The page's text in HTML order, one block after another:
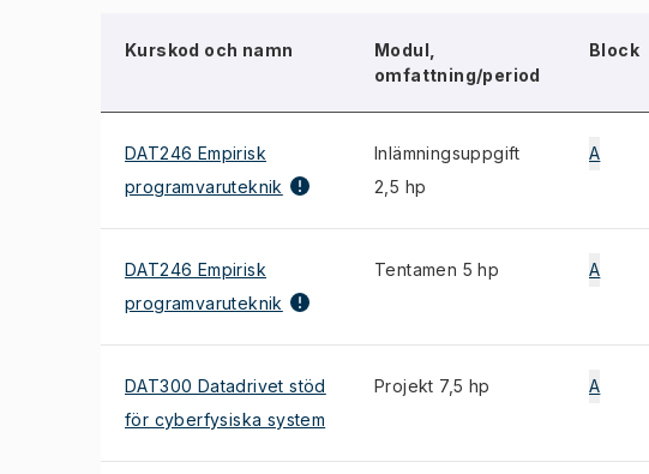
Kurskod och namn
Modul,
omfattning/period
Block
DAT246 Empirisk
programvaruteknik
Inlämningsuppgift
2,5 hp
A
DAT246 Empirisk
programvaruteknik
Tentamen 5 hp A
DAT300 Datadrivet stöd
för cyberfysiska system
Projekt 7,5 hp A